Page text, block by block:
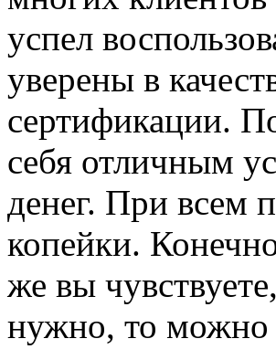
успел
уверены в
сертификации.
себя отличным
денег. При всем
копейки.
же вы
нужно, то можно